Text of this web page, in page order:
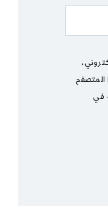
المتصفح
في